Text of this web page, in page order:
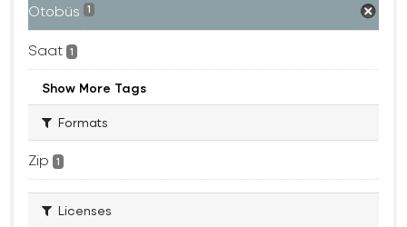
Otobüs 1
Saat 1
Show More Tags
Formats
Zip 1
Licenses